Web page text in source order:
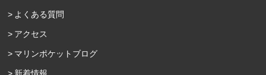
よくある質問
アクセス
マリンポケットブログ
新着情報